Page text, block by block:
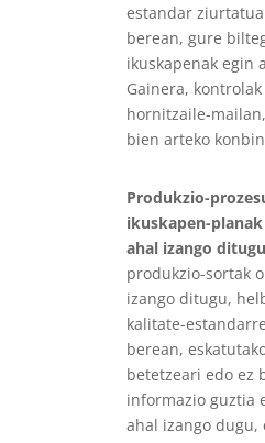
estandar
berean, gure
ikuskapenak egin
Gainera,
hornitzaile-
bien arteko
Produkzio-
ikuskapen-
ahal izango ditugu
produkzio-sortak
izango ditugu,
kalitate-
berean,
betetzeari edo ez
informazio guztia
ahal izango dugu,